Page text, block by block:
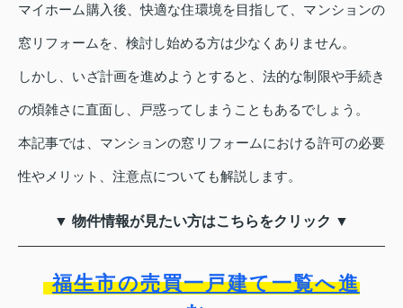
マイホーム購入後、快適な住環境を目指して、マンションの
窓リフォームを、検討し始める方は少なくありません。
しかし、いざ計画を進めようとすると、法的な制限や手続き
の煩雑さに直面し、戸惑ってしまうこともあるでしょう。
本記事では、マンションの窓リフォームにおける許可の必要
性やメリット、注意点についても解説します。
▼ 物件情報が見たい方はこちらをクリック ▼
福生市の売買一戸建て一覧へ進